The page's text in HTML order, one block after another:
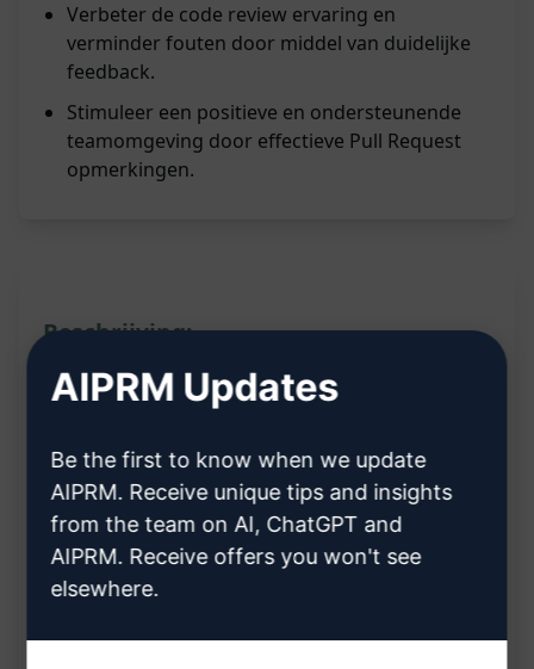
Verbeter de code review ervaring en
verminder fouten door middel van duidelijke
feedback.
Stimuleer een positieve en ondersteunende
teamomgeving door effectieve Pull Request
opmerkingen.
Beschrijving:
Genereer geoptimaliseerde opmerking voor
Optimaliseer de gegeven opmerking voor een
Pull Request
Verbeter de kwaliteit en relevantie van de
opmerking voor een Pull Request
AIPRM Updates
Be the first to know when we update
AIPRM. Receive unique tips and insights
from the team on AI, ChatGPT and
AIPRM. Receive offers you won't see
elsewhere.